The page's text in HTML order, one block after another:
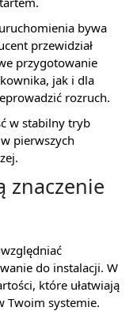
bywa
przewidział
przygotowanie
jak i dla
rozruch.
w stabilny tryb
pierwszych
znaczenie
do instalacji. W
które ułatwiają
Twoim systemie.